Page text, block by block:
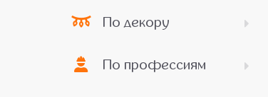
По декору
По профессиям